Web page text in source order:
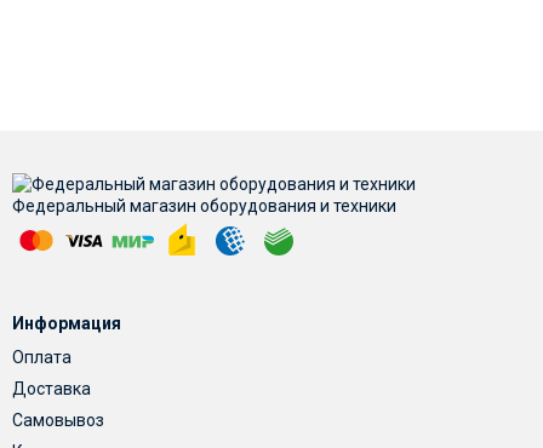
Федеральный магазин оборудования и техники
Информация
Оплата
Доставка
Самовывоз